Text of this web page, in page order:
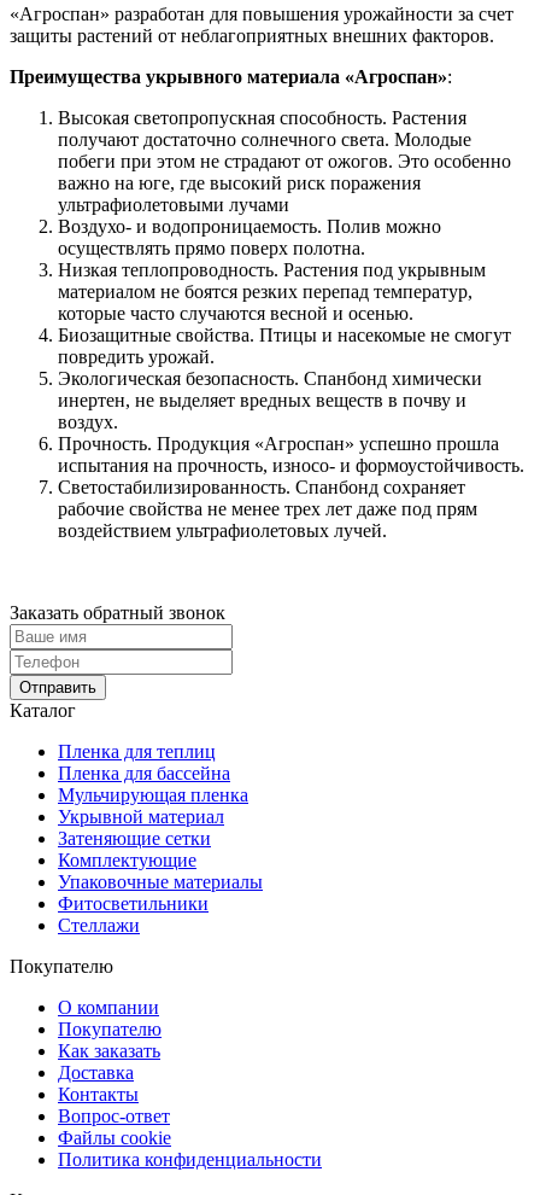
«Агроспан» разработан для повышения урожайности за счет
защиты растений от неблагоприятных внешних факторов.
Преимущества укрывного материала «Агроспан»:
Высокая светопропускная способность. Растения
получают достаточно солнечного света. Молодые
побеги при этом не страдают от ожогов. Это особенно
важно на юге, где высокий риск поражения
ультрафиолетовыми лучами
Воздухо- и водопроницаемость. Полив можно
осуществлять прямо поверх полотна.
Низкая теплопроводность. Растения под укрывным
материалом не боятся резких перепад температур,
которые часто случаются весной и осенью.
Биозащитные свойства. Птицы и насекомые не смогут
повредить урожай.
Экологическая безопасность. Спанбонд химически
инертен, не выделяет вредных веществ в почву и
воздух.
Прочность. Продукция «Агроспан» успешно прошла
испытания на прочность, износо- и формоустойчивость.
Светостабилизированность. Спанбонд сохраняет
рабочие свойства не менее трех лет даже под прям
воздействием ультрафиолетовых лучей.
Заказать обратный звонок
Отправить
Каталог
Пленка для теплиц
Пленка для бассейна
Мульчирующая пленка
Укрывной материал
Затеняющие сетки
Комплектующие
Упаковочные материалы
Фитосветильники
Стеллажи
Покупателю
О компании
Покупателю
Как заказать
Доставка
Контакты
Вопрос-ответ
Файлы cookie
Политика конфиденциальности